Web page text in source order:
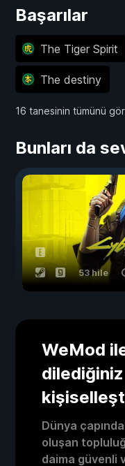
Başarılar
The Tiger Spirit
The destiny
16 tanesinin tümünü
Bunları da
53 hile
WeMod
Dünya
oluşan
daima güvenli